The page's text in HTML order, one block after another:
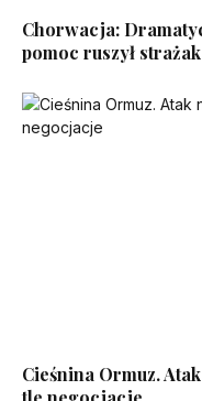
Chorwacja:
pomoc ruszył
Cieśnina Ormuz.